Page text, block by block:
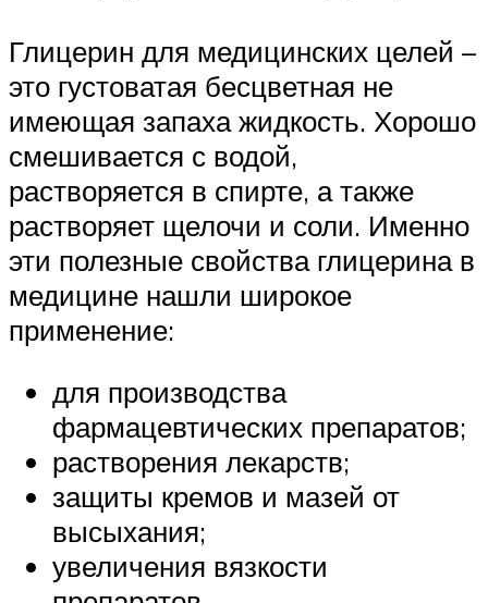
Глицерин для медицинских целей –
это густоватая бесцветная не
имеющая запаха жидкость. Хорошо
смешивается с водой,
растворяется в спирте, а также
растворяет щелочи и соли. Именно
эти полезные свойства глицерина в
медицине нашли широкое
применение:
для производства
фармацевтических препаратов;
растворения лекарств;
защиты кремов и мазей от
высыхания;
увеличения вязкости